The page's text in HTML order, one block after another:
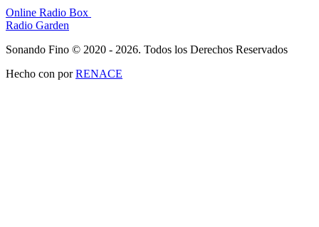
Online Radio Box
Radio Garden
Sonando Fino © 2020 - 2026. Todos los Derechos Reservados
Hecho con porRENACE